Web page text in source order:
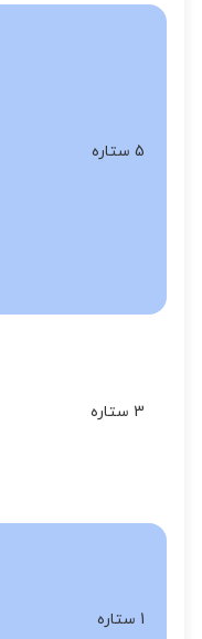
5 ستاره
3 ستاره
1 ستاره